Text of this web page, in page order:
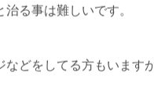
る事は難しいです。
どをしてる方もいます